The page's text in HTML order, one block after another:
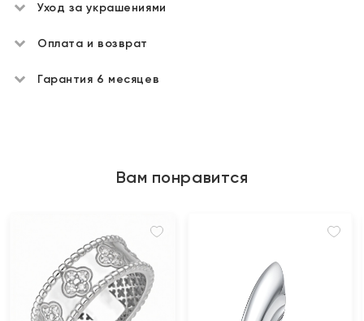
Уход за украшениями
Оплата и возврат
Гарантия 6 месяцев
Вам понравится